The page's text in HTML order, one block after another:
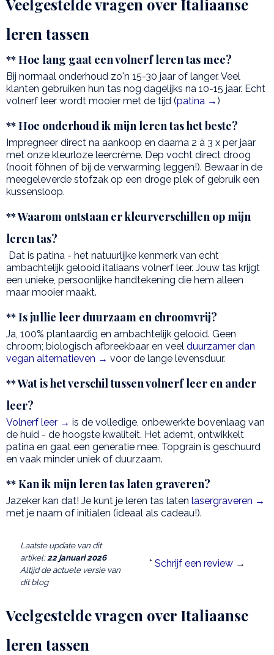
Veelgestelde vragen over Italiaanse
leren tassen
** Hoe lang gaat een volnerf leren tas mee?
Bij normaal onderhoud zo'n 15-30 jaar of langer. Veel
klanten gebruiken hun tas nog dagelijks na 10-15 jaar. Echt
volnerf leer wordt mooier met de tijd (patina → )
** Hoe onderhoud ik mijn leren tas het beste?
Impregneer direct na aankoop en daarna 2 à 3 x per jaar
met onze kleurloze leercrème. Dep vocht direct droog
(nooit föhnen of bij de verwarming leggen!). Bewaar in de
meegeleverde stofzak op een droge plek of gebruik een
kussensloop.
** Waarom ontstaan er kleurverschillen op mijn
leren tas?
Dat is patina - het natuurlijke kenmerk van echt
ambachtelijk gelooid italiaans volnerf leer. Jouw tas krijgt
een unieke, persoonlijke handtekening die hem alleen
maar mooier maakt.
** Is jullie leer duurzaam en chroomvrij?
Ja, 100% plantaardig en ambachtelijk gelooid. Geen
chroom; biologisch afbreekbaar en veel duurzamer dan
vegan alternatieven → voor de lange levensduur.
** Wat is het verschil tussen volnerf leer en ander
leer?
Volnerf leer → is de volledige, onbewerkte bovenlaag van
de huid - de hoogste kwaliteit. Het ademt, ontwikkelt
patina en gaat een generatie mee. Topgrain is geschuurd
en vaak minder uniek of duurzaam.
** Kan ik mijn leren tas laten graveren?
Jazeker kan dat! Je kunt je leren tas laten lasergraveren →
met je naam of initialen (ideaal als cadeau!).
Laatste update van dit
artikel:22 januari 2026
Altijd de actuele versie van
dit blog
* Schrijf een review →
Veelgestelde vragen over Italiaanse
leren tassen